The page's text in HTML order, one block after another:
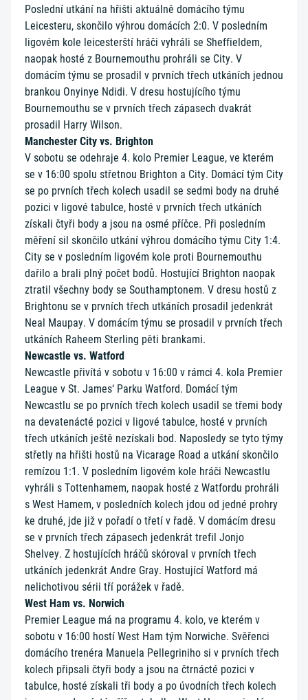
Poslední utkání na hřišti aktuálně domácího týmu
Leicesteru, skončilo výhrou domácích 2:0. V posledním
ligovém kole leicesterští hráči vyhráli se Sheffieldem,
naopak hosté z Bournemouthu prohráli se City. V
domácím týmu se prosadil v prvních třech utkáních jednou
brankou Onyinye Ndidi. V dresu hostujícího týmu
Bournemouthu se v prvních třech zápasech dvakrát
prosadil Harry Wilson.
Manchester City vs. Brighton
V sobotu se odehraje 4. kolo Premier League, ve kterém
se v 16:00 spolu střetnou Brighton a City. Domácí tým City
se po prvních třech kolech usadil se sedmi body na druhé
pozici v ligové tabulce, hosté v prvních třech utkáních
získali čtyři body a jsou na osmé příčce. Při posledním
měření sil skončilo utkání výhrou domácího týmu City 1:4.
City se v posledním ligovém kole proti Bournemouthu
dařilo a brali plný počet bodů. Hostující Brighton naopak
ztratil všechny body se Southamptonem. V dresu hostů z
Brightonu se v prvních třech utkáních prosadil jedenkrát
Neal Maupay. V domácím týmu se prosadil v prvních třech
utkáních Raheem Sterling pěti brankami.
Newcastle vs. Watford
Newcastle přivítá v sobotu v 16:00 v rámci 4. kola Premier
League v St. James‘ Parku Watford. Domácí tým
Newcastlu se po prvních třech kolech usadil se třemi body
na devatenácté pozici v ligové tabulce, hosté v prvních
třech utkáních ještě nezískali bod. Naposledy se tyto týmy
střetly na hřišti hostů na Vicarage Road a utkání skončilo
remízou 1:1. V posledním ligovém kole hráči Newcastlu
vyhráli s Tottenhamem, naopak hosté z Watfordu prohráli
s West Hamem, v posledních kolech jdou od jedné prohry
ke druhé, jde již v pořadí o třetí v řadě. V domácím dresu
se v prvních třech zápasech jedenkrát trefil Jonjo
Shelvey. Z hostujících hráčů skóroval v prvních třech
utkáních jedenkrát Andre Gray. Hostující Watford má
nelichotivou sérii tří porážek v řadě.
West Ham vs. Norwich
Premier League má na programu 4. kolo, ve kterém v
sobotu v 16:00 hostí West Ham tým Norwiche. Svěřenci
domácího trenéra Manuela Pellegriniho si v prvních třech
kolech připsali čtyři body a jsou na čtrnácté pozici v
tabulce, hosté získali tři body a po úvodních třech kolech